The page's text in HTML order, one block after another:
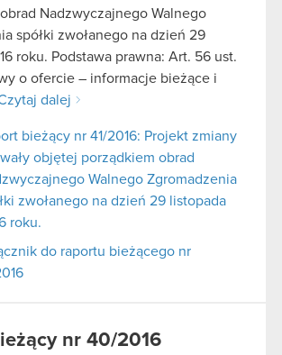
Nadzwyczajnego Walnego
spółki zwołanego na dzień 29
roku. Podstawa prawna: Art. 56 ust.
o ofercie – informacje bieżące i
dalej
bieżący nr 41/2016: Projekt zmiany
objętej porządkiem obrad
Walnego Zgromadzenia
zwołanego na dzień 29 listopada
roku.
do raportu bieżącego nr
nr 40/2016